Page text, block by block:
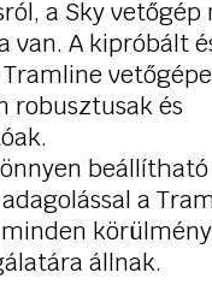
a Sky vetőgép
van. A kipróbált
robusztusak és
beállítható
a
állnak.